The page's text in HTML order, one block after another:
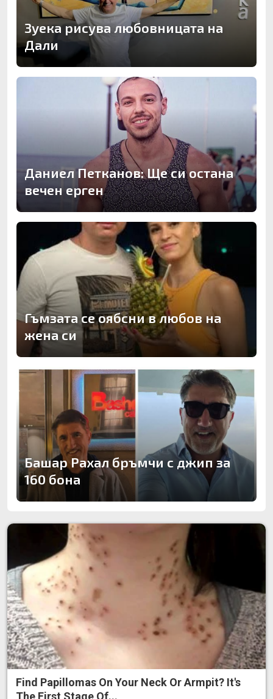
Зуека рисува любовницата на
Дали
Даниел Петканов: Ще си остана
вечен ерген
Гъмзата се оябсни в любов на
жена си
Башар Рахал бръмчи с джип за
160 бона
Find Papillomas On Your Neck Or Armpit? It's
The First Stage Of...